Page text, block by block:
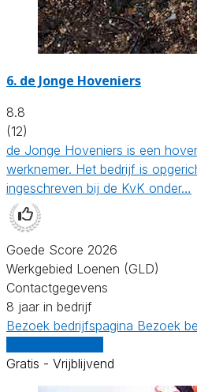
6. de Jonge Hoveniers
8.8
(12)
de Jonge Hoveniers is een
werknemer. Het bedrijf is
ingeschreven bij de KvK onder…
Goede Score 2026
Werkgebied Loenen (GLD)
Contactgegevens
8 jaar in bedrijf
Bezoek bedrijfspagina Bezoek
Gratis - Vrijblijvend